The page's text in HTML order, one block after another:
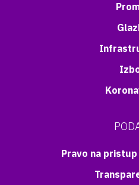
Pravo na